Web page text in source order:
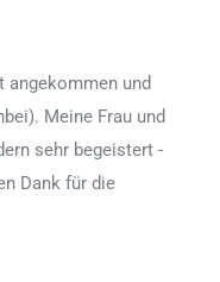
angekommen und
Meine Frau und
sehr begeistert -
Dank für die